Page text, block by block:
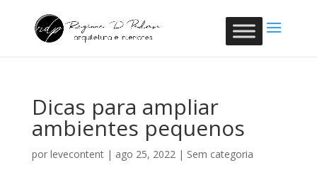
Dicas para ampliar
ambientes pequenos
por levecontent| ago 25, 2022| Sem categoria